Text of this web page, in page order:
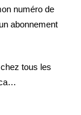
numéro de
abonnement
tous les